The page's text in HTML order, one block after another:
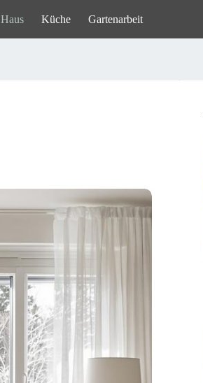
Haus Küche Gartenarbeit